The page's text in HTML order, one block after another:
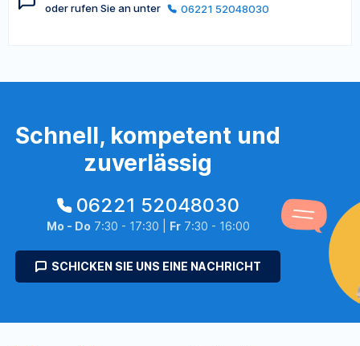
oder rufen Sie an unter
06221 52048030
Schnell, kompetent und
zuverlässig
06221 52048030
Mo - Do 7:30 - 17:30 | Fr7:30 - 16:00
SCHICKEN SIE UNS EINE NACHRICHT